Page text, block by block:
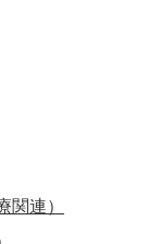
連）